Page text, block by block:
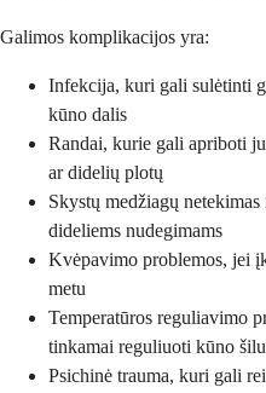
Galimos komplikacijos yra:
Infekcija, kuri gali sulėtinti
kūno dalis
Randai, kurie gali apriboti
ar didelių plotų
Skystų medžiagų
dideliems nudegimams
Kvėpavimo problemos, jei
metu
Temperatūros reguliavimo
tinkamai reguliuoti kūno
Psichinė trauma, kuri gali